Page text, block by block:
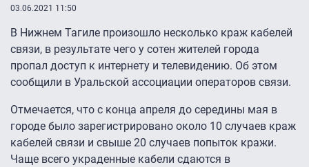
03.06.2021 11:50
В Нижнем Тагиле произошло несколько краж кабелей
связи, в результате чего у сотен жителей города
пропал доступ к интернету и телевидению. Об этом
сообщили в Уральской ассоциации операторов связи.
Отмечается, что с конца апреля до середины мая в
городе было зарегистрировано около 10 случаев краж
кабелей связи и свыше 20 случаев попыток кражи.
Чаще всего украденные кабели сдаются в